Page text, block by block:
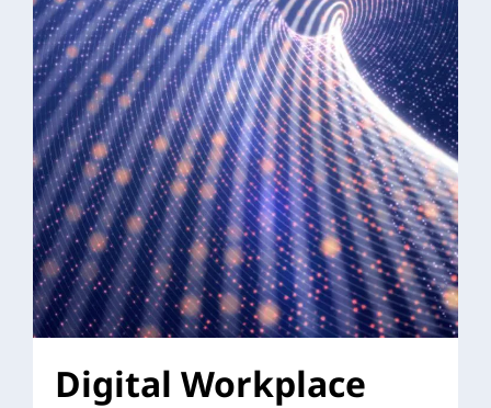
Digital Workplace